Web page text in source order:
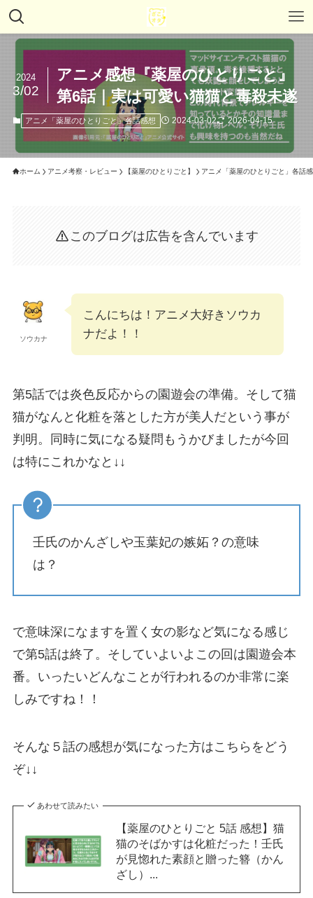
アニメ感想『薬屋のひとりごと』
第6話｜実は可愛い猫猫と毒殺未遂
2024
3/02
アニメ「薬屋のひとりごと」各話感想 2024-03-02 2026-04-15
ホーム アニメ考察・レビュー 【薬屋のひとりごと】 アニメ「薬屋のひとりごと」各話
このブログは広告を含んでいます
ソウカナ
こんにちは！アニメ大好きソウカ
ナだよ！！
第5話では炎色反応からの園遊会の準備。そして猫
猫がなんと化粧を落とした方が美人だという事が
判明。同時に気になる疑問もうかびましたが今回
は特にこれかなと↓↓
壬氏のかんざしや玉葉妃の嫉妬？の意味
は？
で意味深になますを置く女の影など気になる感じ
で第5話は終了。そしていよいよこの回は園遊会本
番。いったいどんなことが行われるのか非常に楽
しみですね！！
そんな５話の感想が気になった方はこちらをどう
ぞ↓↓
あわせて読みたい
【薬屋のひとりごと 5話 感想】猫
猫のそばかすは化粧だった！壬氏
が見惚れた素顔と贈った簪（かん
ざし）...